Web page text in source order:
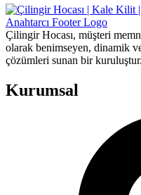
Çilingir Hocası, müşteri
olarak benimseyen, dinamik
çözümleri sunan bir kuruluştur.
Kurumsal